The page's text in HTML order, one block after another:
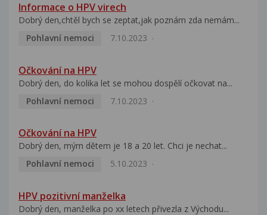
Informace o HPV virech
Dobrý den,chtěl bych se zeptat,jak poznám zda nemám...
Pohlavní nemoci
7.10.2023
Očkování na HPV
Dobrý den, do kolika let se mohou dospělí očkovat na...
Pohlavní nemoci
7.10.2023
Očkování na HPV
Dobrý den, mým dětem je 18 a 20 let. Chci je nechat...
Pohlavní nemoci
5.10.2023
HPV pozitivní manželka
Dobrý den, manželka po xx letech přivezla z Východu...